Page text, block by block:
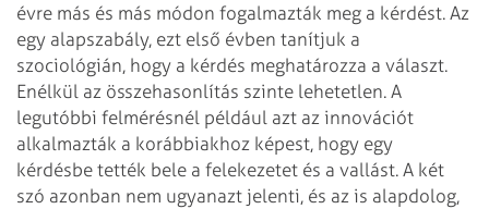
évre más és más módon fogalmazták meg a kérdést. Az
egy alapszabály, ezt első évben tanítjuk a
szociológián, hogy a kérdés meghatározza a választ.
Enélkül az összehasonlítás szinte lehetetlen. A
legutóbbi felmérésnél például azt az innovációt
alkalmazták a korábbiakhoz képest, hogy egy
kérdésbe tették bele a felekezetet és a vallást. A két
szó azonban nem ugyanazt jelenti, és az is alapdolog,